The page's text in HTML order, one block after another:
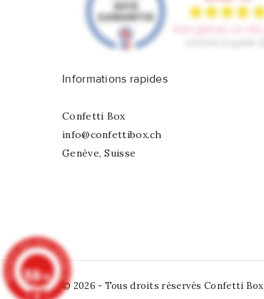
Informations rapides
Confetti Box
info@confettibox.ch
Genève, Suisse
© 2026 - Tous droits réservés Confetti Box
9.8/10
902 avis